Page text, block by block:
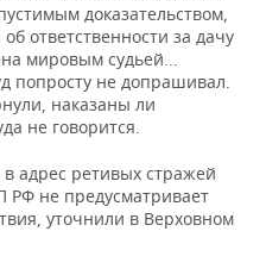
доказательством,
ответственности за дачу
мировым судьей...
попросту не допрашивал.
наказаны ли
не говорится.
адрес ретивых стражей
РФ не предусматривает
уточнили в Верховном